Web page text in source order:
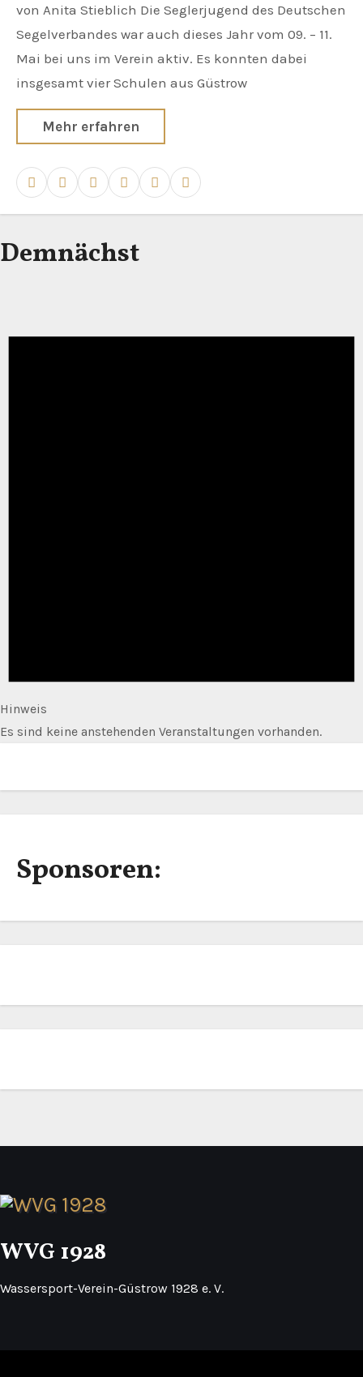
von Anita Stieblich Die Seglerjugend des Deutschen
Segelverbandes war auch dieses Jahr vom 09. – 11.
Mai bei uns im Verein aktiv. Es konnten dabei
insgesamt vier Schulen aus Güstrow
Mehr erfahren
Demnächst
Hinweis
Es sind keine anstehenden Veranstaltungen vorhanden.
Sponsoren:
WVG 1928
Wassersport-Verein-Güstrow 1928 e. V.